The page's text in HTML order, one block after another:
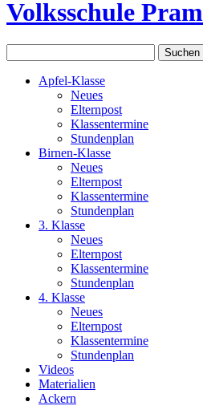
Volksschule Pram
Apfel-Klasse
Neues
Elternpost
Klassentermine
Stundenplan
Birnen-Klasse
Neues
Elternpost
Klassentermine
Stundenplan
3. Klasse
Neues
Elternpost
Klassentermine
Stundenplan
4. Klasse
Neues
Elternpost
Klassentermine
Stundenplan
Videos
Materialien
Ackern